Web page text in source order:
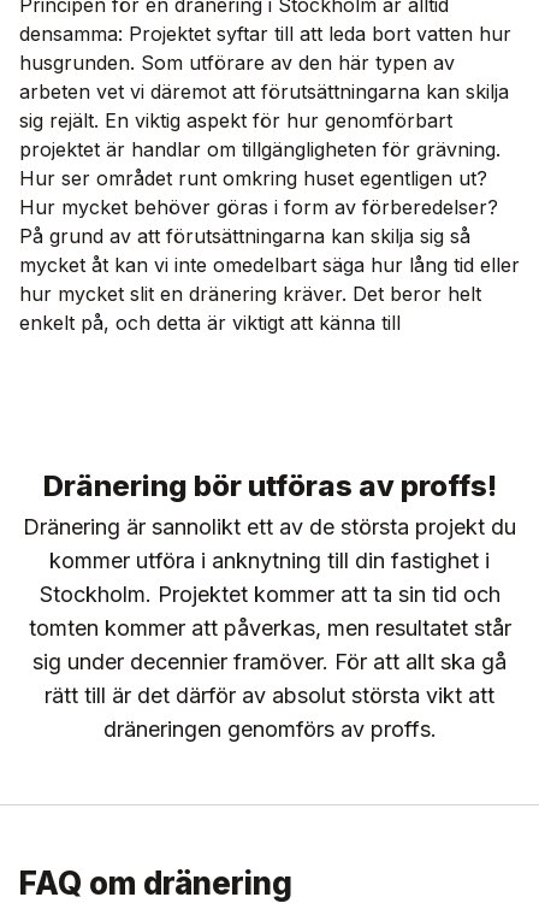
Principen för en dränering i Stockholm är alltid
densamma: Projektet syftar till att leda bort vatten hur
husgrunden. Som utförare av den här typen av
arbeten vet vi däremot att förutsättningarna kan skilja
sig rejält. En viktig aspekt för hur genomförbart
projektet är handlar om tillgängligheten för grävning.
Hur ser området runt omkring huset egentligen ut?
Hur mycket behöver göras i form av förberedelser?
På grund av att förutsättningarna kan skilja sig så
mycket åt kan vi inte omedelbart säga hur lång tid eller
hur mycket slit en dränering kräver. Det beror helt
enkelt på, och detta är viktigt att känna till
Dränering bör utföras av proffs!
Dränering är sannolikt ett av de största projekt du
kommer utföra i anknytning till din fastighet i
Stockholm. Projektet kommer att ta sin tid och
tomten kommer att påverkas, men resultatet står
sig under decennier framöver. För att allt ska gå
rätt till är det därför av absolut största vikt att
dräneringen genomförs av proffs.
FAQ om dränering